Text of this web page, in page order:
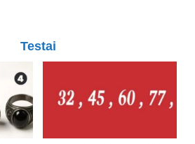
Testai